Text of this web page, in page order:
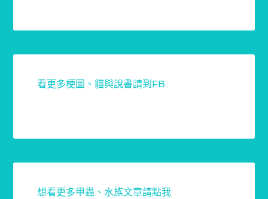
看更多梗圖、貓與說書請到FB
想看更多甲蟲、水族文章請點我